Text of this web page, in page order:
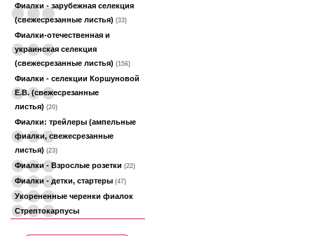
Фиалки - зарубежная селекция
(свежесрезанные листья) (33)
Фиалки-отечественная и
украинская селекция
(свежесрезанные листья) (156)
Фиалки - селекции Коршуновой
Е.В. (свежесрезанные
листья) (20)
Фиалки: трейлеры (ампельные
фиалки, свежесрезанные
листья) (23)
Фиалки - Взрослые розетки (22)
Фиалки - детки, стартеры (47)
Укорененные черенки фиалок
Стрептокарпусы